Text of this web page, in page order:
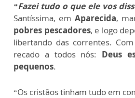
“Fazei tudo o que ele vos
Santíssima, em Aparecida,
pobres pescadores, e logo
libertando das correntes.
recado a todos nós: Deus
pequenos.
“Os cristãos tinham tudo em